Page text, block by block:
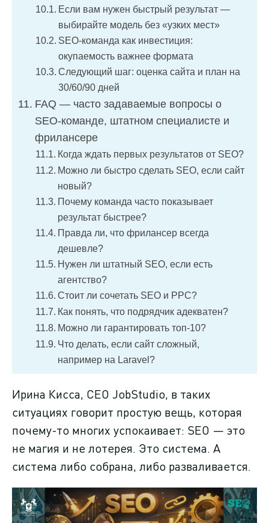
Если вам нужен быстрый результат —
выбирайте модель без «узких мест»
SEO-команда как инвестиция:
окупаемость важнее формата
Следующий шаг: оценка сайта и план на
30/60/90 дней
FAQ — часто задаваемые вопросы о
SEO-команде, штатном специалисте и
фрилансере
Когда ждать первых результатов от SEO?
Можно ли быстро сделать SEO, если сайт
новый?
Почему команда часто показывает
результат быстрее?
Правда ли, что фрилансер всегда
дешевле?
Нужен ли штатный SEO, если есть
агентство?
Стоит ли сочетать SEO и PPC?
Как понять, что подрядчик адекватен?
Можно ли гарантировать топ-10?
Что делать, если сайт сложный,
например на Laravel?
Ирина Кисса, CEO JobStudio, в таких
ситуациях говорит простую вещь, которая
почему-то многих успокаивает: SEO — это
не магия и не лотерея. Это система. А
система либо собрана, либо разваливается.